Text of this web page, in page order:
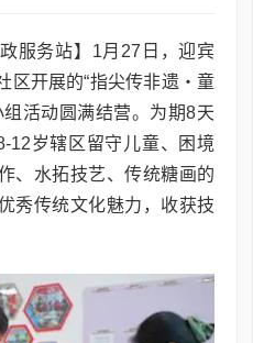
服务站】1月27日，迎宾
区开展的“指尖传非遗・童
活动圆满结营。为期8天
12岁辖区留守儿童、困境
、水拓技艺、传统糖画的
秀传统文化魅力，收获技